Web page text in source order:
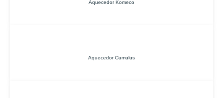
Aquecedor Komeco
Aquecedor Cumulus